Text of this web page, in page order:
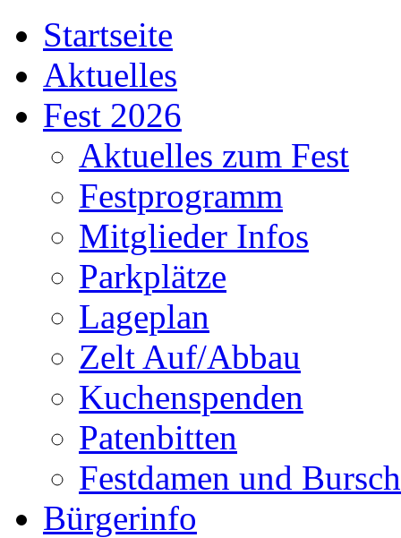
Startseite
Aktuelles
Fest 2026
Aktuelles zum Fest
Festprogramm
Mitglieder Infos
Parkplätze
Lageplan
Zelt Auf/Abbau
Kuchenspenden
Patenbitten
Festdamen und
Bürgerinfo